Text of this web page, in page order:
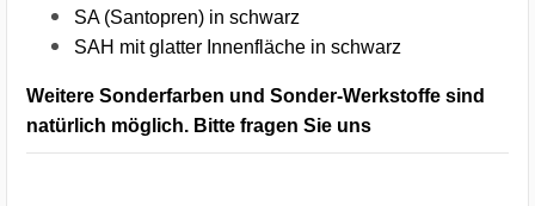
SA (Santopren) in schwarz
SAH mit glatter Innenfläche in schwarz
Weitere Sonderfarben und Sonder-Werkstoffe sind
natürlich möglich. Bitte fragen Sie uns